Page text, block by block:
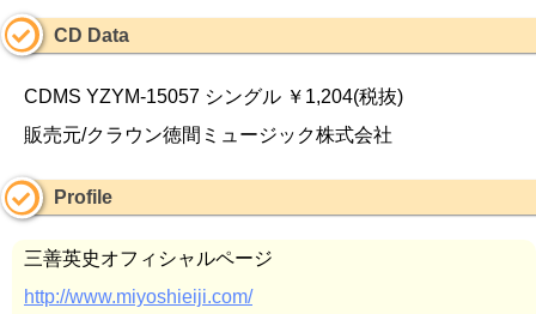
CD Data
CDMS YZYM-15057 シングル ￥1,204(税抜)
販売元/クラウン徳間ミュージック株式会社
Profile
三善英史オフィシャルページ
http://www.miyoshieiji.com/